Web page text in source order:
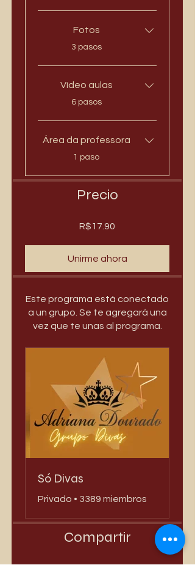
Fotos
.
3 pasos
Vídeo aulas
.
6 pasos
Área da professora
.
1 paso
Precio
R$17.90
Unirme ahora
Este programa está conectado
a un grupo. Se te agregará una
vez que te unas al programa.
Só Divas
Privado • 3389 miembros
Compartir